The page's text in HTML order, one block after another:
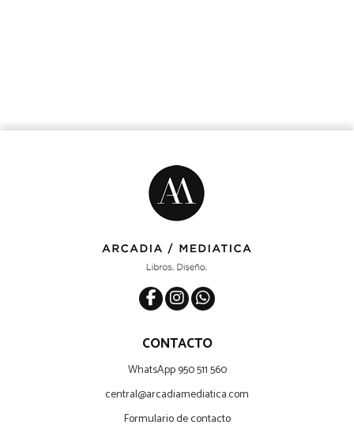
CONTACTO
WhatsApp 950 511 560
central@arcadiamediatica.com
Formulario de contacto